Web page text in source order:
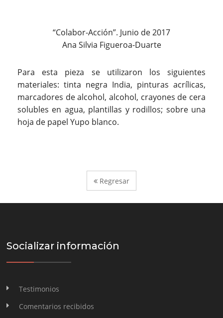
“Colabor-Acción”. Junio de 2017
Ana Silvia Figueroa-Duarte
Para esta pieza se utilizaron los siguientes
materiales: tinta negra India, pinturas acrílicas,
marcadores de alcohol, alcohol, crayones de cera
solubles en agua, plantillas y rodillos; sobre una
hoja de papel Yupo blanco.
Regresar
Socializar información
Testimonios
Comentarios recibidos